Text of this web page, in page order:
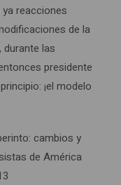
reacciones
de la
las
presidente
¡el modelo
cambios y
de América